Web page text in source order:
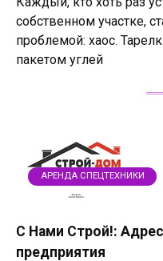
собственном участке,
проблемой: хаос.
пакетом углей
АРЕНДА СПЕЦТЕХНИКИ
С Нами Строй!:
предприятия